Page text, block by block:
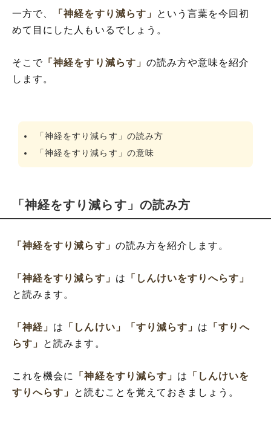
一方で、 「神経をすり減らす」
という言葉を今回初
めて目にした人もいるでしょう。
そこで 「神経をすり減らす」 の読み方や意味を紹介
します。
「神経をすり減らす」の読み方
「神経をすり減らす」の意味
「神経をすり減らす」の読み方
「神経をすり減らす」 の読み方を紹介します。
「神経をすり減らす」 は
「しんけいをすりへらす」
と読みます。
「神経」 は 「しんけい」 「すり減らす」 は
「すりへ
らす」
と読みます。
これを機会に 「神経をすり減らす」 は
「しんけいを
すりへらす」 と読むことを覚えておきましょう。